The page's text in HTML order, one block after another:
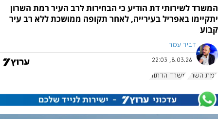
המשרד לשירותי דת הודיע כי הבחירות לרב העיר רמת השרון
יתקיימו באפריל בעירייה, לאחר תקופה ממושכת ללא רב עיר
קבוע
דביר עמר
8.03.26, 22:03
רמת השרון משרד הדתות